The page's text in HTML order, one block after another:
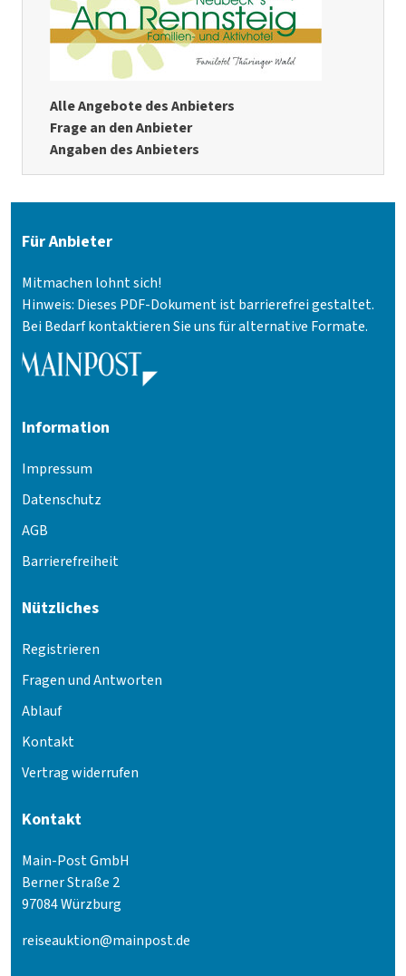
Alle Angebote des Anbieters
Frage an den Anbieter
Angaben des Anbieters
Für Anbieter
Mitmachen lohnt sich!
Hinweis: Dieses PDF-Dokument ist barrierefrei gestaltet.
Bei Bedarf kontaktieren Sie uns für alternative Formate.
Information
Impressum
Datenschutz
AGB
Barrierefreiheit
Nützliches
Registrieren
Fragen und Antworten
Ablauf
Kontakt
Vertrag widerrufen
Kontakt
Main-Post GmbH
Berner Straße 2
97084 Würzburg
reiseauktion@mainpost.de